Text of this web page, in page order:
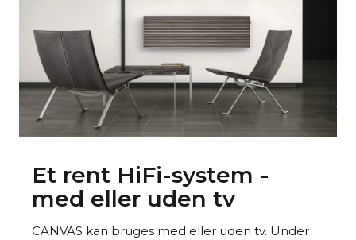
Et rent HiFi-system -
med eller uden tv
CANVAS kan bruges med eller uden tv. Under